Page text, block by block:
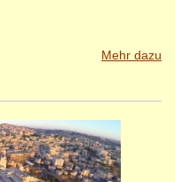
Mehr dazu